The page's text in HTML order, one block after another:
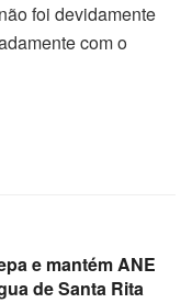
foi devidamente
com o
e mantém ANE
de Santa Rita